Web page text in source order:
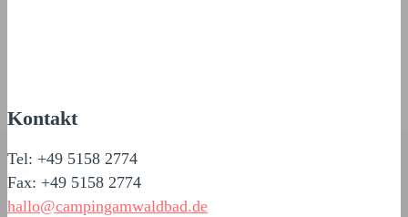
Kontakt
Tel: +49 5158 2774
Fax: +49 5158 2774
hallo@campingamwaldbad.de